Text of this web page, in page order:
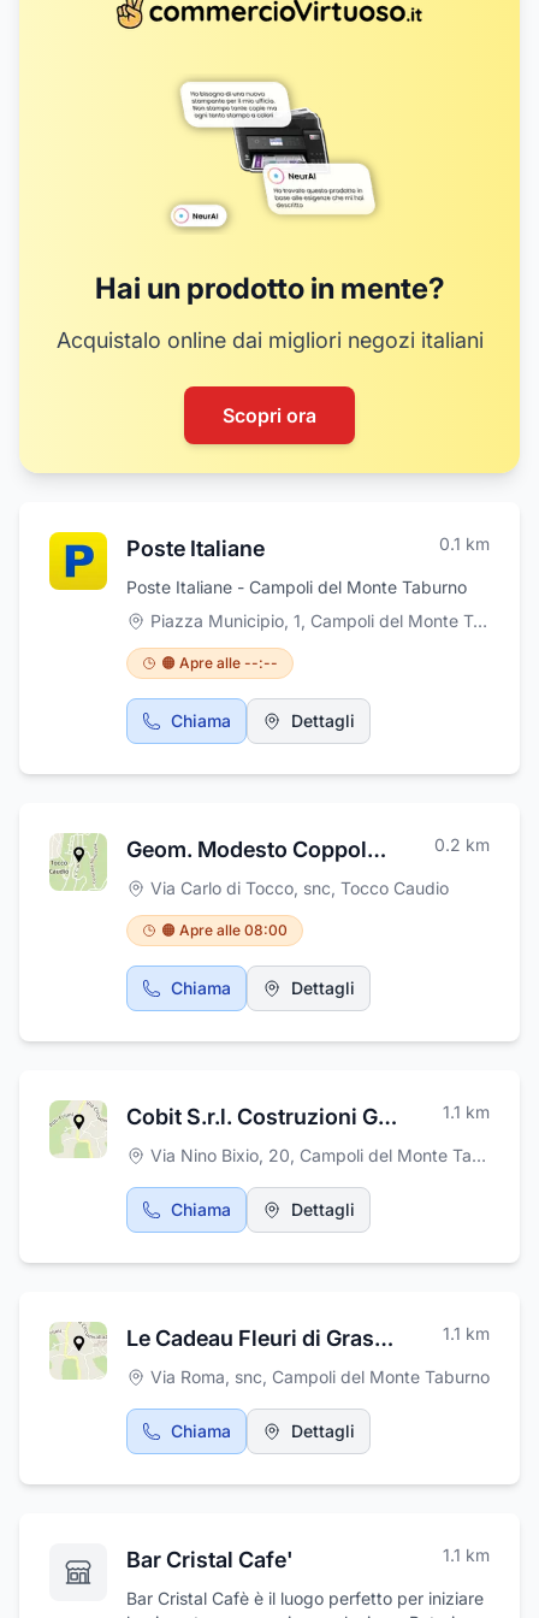
Hai un prodotto in mente?
Acquistalo online dai migliori negozi italiani
Scopri ora
Poste Italiane 0.1 km
Poste Italiane - Campoli del Monte Taburno
Piazza Municipio, 1, Campoli del Monte Taburno
🟠 Apre alle --:--
Chiama Dettagli
Geom. Modesto Coppolaro 0.2 km
Via Carlo di Tocco, snc, Tocco Caudio
🟠 Apre alle 08:00
Chiama Dettagli
Cobit S.r.l. Costruzioni Generali Asfalti 1.1 km
Via Nino Bixio, 20, Campoli del Monte Taburno
Chiama Dettagli
Le Cadeau Fleuri di Grasso Katia 1.1 km
Via Roma, snc, Campoli del Monte Taburno
Chiama Dettagli
Bar Cristal Cafe' 1.1 km
Bar Cristal Cafè è il luogo perfetto per iniziare